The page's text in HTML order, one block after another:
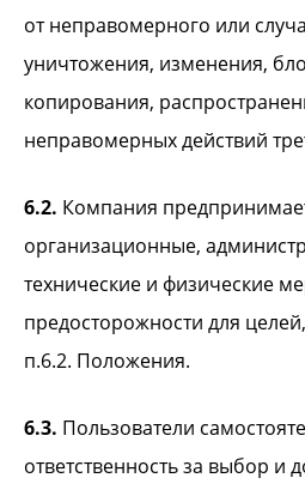
от неправомерного или
уничтожения, изменения,
копирования,
неправомерных действий
6.2. Компания
организационные,
технические и физические
предосторожности для
п.6.2. Положения.
6.3. Пользователи
ответственность за выбор и